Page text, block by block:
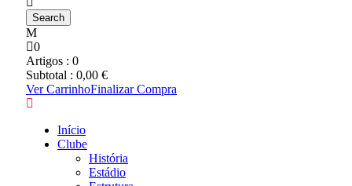
0
Artigos : 0
Subtotal : 0,00 €
Ver CarrinhoFinalizar Compra
Início
Clube
História
Estádio